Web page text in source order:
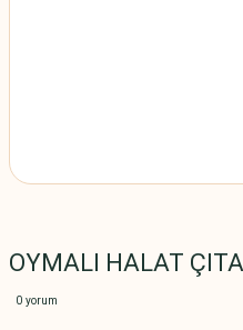
OYMALI HALAT
0 yorum